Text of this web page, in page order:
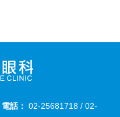
電話： 02-25681718 / 02-